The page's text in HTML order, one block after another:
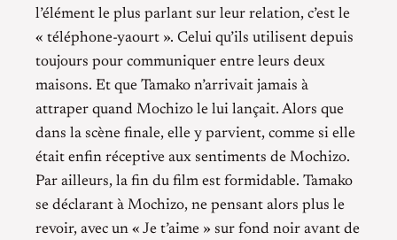
l’élément le plus parlant sur leur relation, c’est le
« téléphone-yaourt ». Celui qu’ils utilisent depuis
toujours pour communiquer entre leurs deux
maisons. Et que Tamako n’arrivait jamais à
attraper quand Mochizo le lui lançait. Alors que
dans la scène finale, elle y parvient, comme si elle
était enfin réceptive aux sentiments de Mochizo.
Par ailleurs, la fin du film est formidable. Tamako
se déclarant à Mochizo, ne pensant alors plus le
revoir, avec un « Je t’aime » sur fond noir avant de